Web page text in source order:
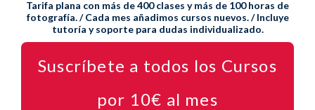
Tarifa plana con más de 400 clases y más de 100 horas de
fotografía. / Cada mes añadimos cursos nuevos. / Incluye
tutoría y soporte para dudas individualizado.
Suscríbete a todos los Cursos
por 10€ al mes